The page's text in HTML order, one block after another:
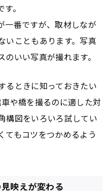
。
一番ですが、取材しなが
いこともあります。写真
いい写真が撮れます。
るときに知っておきたい
や橋を撮るのに適した対
構図をいろいろ試してい
てもコツをつかめるよう
映えが変わる